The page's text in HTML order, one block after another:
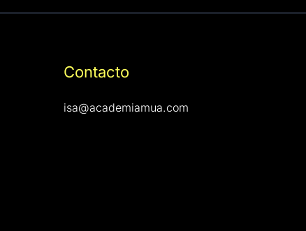
Contacto
isa@academiamua.com